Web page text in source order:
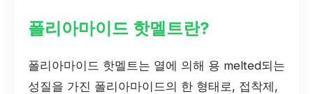
폴리아마이드 핫멜트란?
폴리아마이드 핫멜트는 열에 의해 용 melted되는
성질을 가진 폴리아마이드의 한 형태로, 접착제,